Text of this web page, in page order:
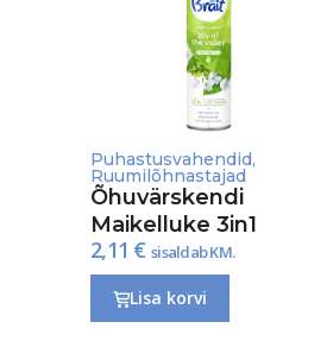
Puhastusvahendid,
Ruumilõhnastajad
Õhuvärskendi
Maikelluke 3in1
2,11 € sisaldab KM.
Lisa korvi